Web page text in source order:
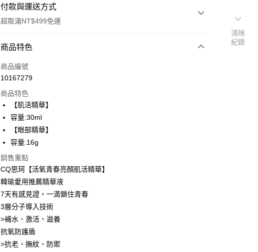
付款與運送方式
超取滿NT$499免運
付款方式
信用卡一次付款
LINE Pay
Apple Pay
街口支付
悠遊付
ATM付款
運送方式
全家取貨付款
每筆NT$85，滿NT$499(含以上)免運費
商品特色
商品編號
10167279
商品特色
【肌活精華】
容量:30ml
【眼部精華】
容量:16g
銷售重點
CQ思珂【活氧青春亮顏肌活精華】
韓瑜愛用推薦精華液
7天有感見證，一滴鎖住青春
3層分子導入技術
>補水、激活、滋養
抗氧防護盾
>抗老、撫紋、防禦
清除
紀錄